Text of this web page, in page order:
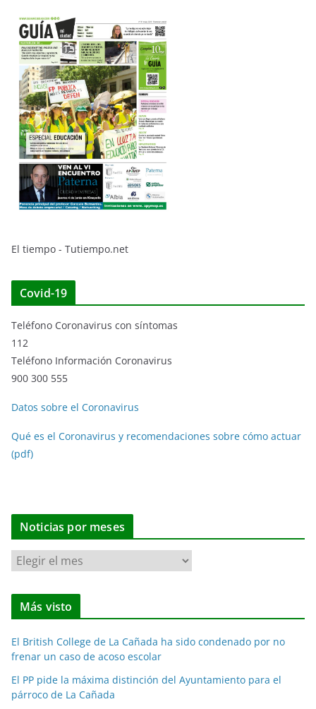
El tiempo - Tutiempo.net
Covid-19
Teléfono Coronavirus con síntomas
112
Teléfono Información Coronavirus
900 300 555
Datos sobre el Coronavirus
Qué es el Coronavirus y recomendaciones sobre cómo actuar
(pdf)
Noticias por meses
N
o
t
i
a
s
p
Más visto
El British College de La Cañada ha sido condenado por no
frenar un caso de acoso escolar
El PP pide la máxima distinción del Ayuntamiento para el
párroco de La Cañada